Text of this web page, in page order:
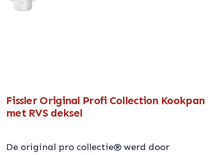
Fissler Original Profi Collection Kookpan
met RVS deksel
De original pro collectie® werd door